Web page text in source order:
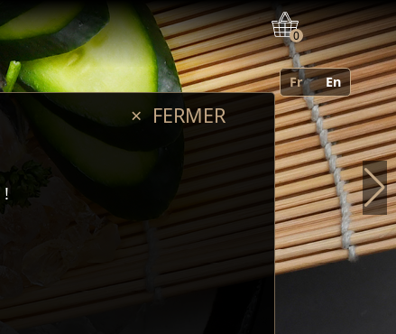
0
Fr En
× FERMER